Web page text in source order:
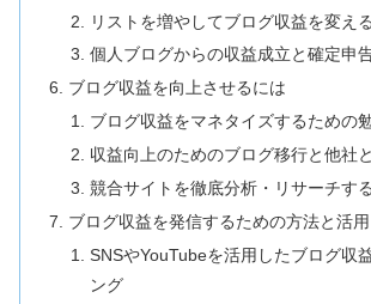
リストを増やしてブログ収益を変え
個人ブログからの収益成立と確定申
ブログ収益を向上させるには
ブログ収益をマネタイズするための
収益向上のためのブログ移行と他社
競合サイトを徹底分析・リサーチする
ブログ収益を発信するための方法と活用
SNSやYouTubeを活用したブログ収
ング